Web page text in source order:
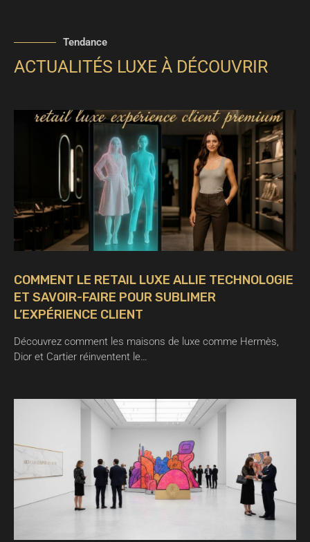
Tendance
ACTUALITÉS LUXE À DÉCOUVRIR
COMMENT LE RETAIL LUXE ALLIE TECHNOLOGIE
ET SAVOIR-FAIRE POUR SUBLIMER
L’EXPÉRIENCE CLIENT
Découvrez comment les maisons de luxe comme Hermès,
Dior et Cartier réinventent le…